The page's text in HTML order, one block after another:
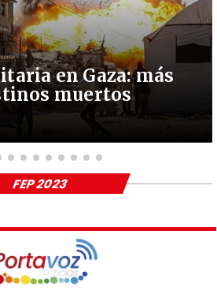
en Gaza: más
muertos
FEP 2023